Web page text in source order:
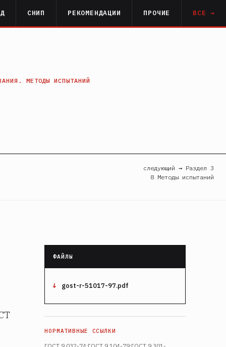
СНИП РЕКОМЕНДАЦИИ ПРОЧИЕ ВСЕ →
МЕТОДЫ ИСПЫТАНИЙ
следующий → Раздел 3
8 Методы испытаний
gost-r-51017-97.pdf